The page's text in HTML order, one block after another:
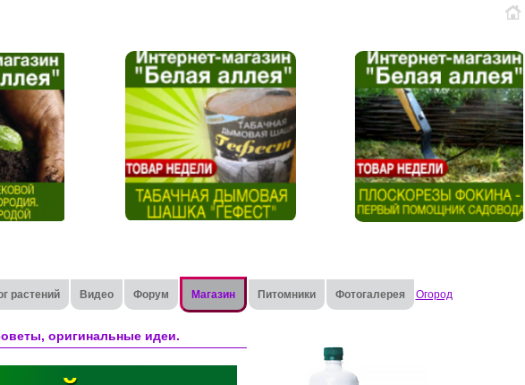
растений Видео Форум Магазин Питомники Фотогалерея Огород
оригинальные идеи.